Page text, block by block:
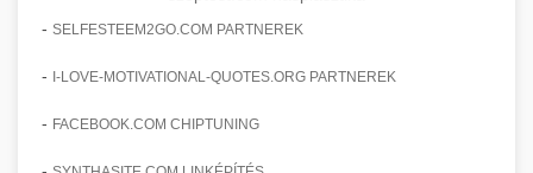
- SELFESTEEM2GO.COM PARTNEREK
- I-LOVE-MOTIVATIONAL-QUOTES.ORG PARTNEREK
- FACEBOOK.COM CHIPTUNING